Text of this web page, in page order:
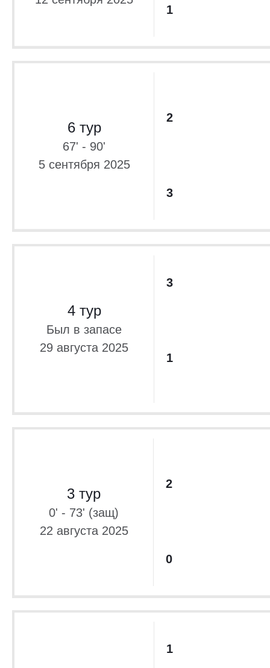
1
6 тур
67' - 90'
5 сентября 2025
2
3
4 тур
Был в запасе
29 августа 2025
3
1
3 тур
0' - 73' (защ)
22 августа 2025
2
0
1